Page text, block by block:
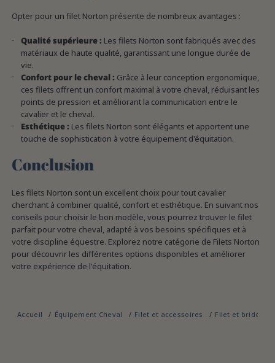
Opter pour un filet Norton présente de nombreux avantages :
Qualité supérieure : Les filets Norton sont fabriqués avec des
matériaux de haute qualité, garantissant une longue durée de
vie.
Confort pour le cheval : Grâce à leur conception ergonomique,
ces filets offrent un confort maximal à votre cheval, réduisant les
points de pression et améliorant la communication entre le
cavalier et le cheval.
Esthétique : Les filets Norton sont élégants et apportent une
touche de sophistication à votre équipement d'équitation.
Conclusion
Les filets Norton sont un excellent choix pour tout cavalier
cherchant à combiner qualité, confort et esthétique. En suivant nos
conseils pour choisir le bon modèle, vous pourrez trouver le filet
parfait pour votre cheval, adapté à vos besoins spécifiques et à
votre discipline équestre. Explorez notre catégorie de Filets Norton
pour découvrir les différentes options disponibles et améliorer
votre expérience de l'équitation.
Accueil Équipement Cheval Filet et accessoires Filet et bridon